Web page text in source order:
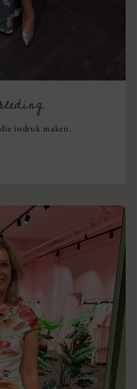
indruk maken.